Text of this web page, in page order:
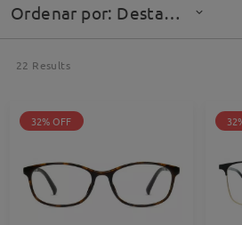
Ordenar por: Destacado
22 Results
32% OFF